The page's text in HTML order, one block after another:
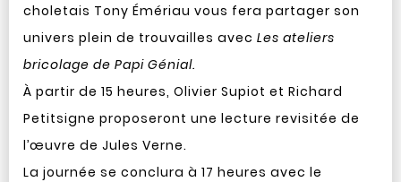
choletais Tony Émériau vous fera partager son
univers plein de trouvailles avec Les ateliers
bricolage de Papi Génial.
À partir de 15 heures, Olivier Supiot et Richard
Petitsigne proposeront une lecture revisitée de
l’œuvre de Jules Verne.
La journée se conclura à 17 heures avec le